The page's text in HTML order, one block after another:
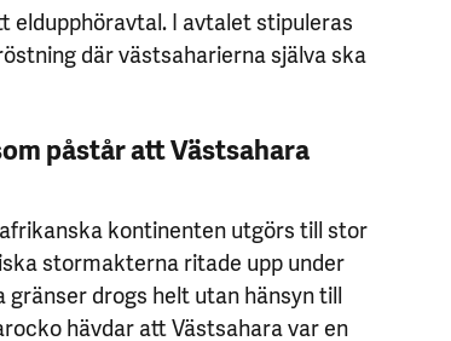
eldupphöravtal. I avtalet stipuleras
där västsaharierna själva ska
påstår att Västsahara
kontinenten utgörs till stor
stormakterna ritade upp under
gränser drogs helt utan hänsyn till
hävdar att Västsahara var en